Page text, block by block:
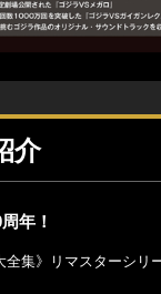
介
年！
全集》リマスターシ